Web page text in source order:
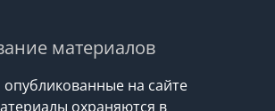
материалов
опубликованные на сайте
охраняются в